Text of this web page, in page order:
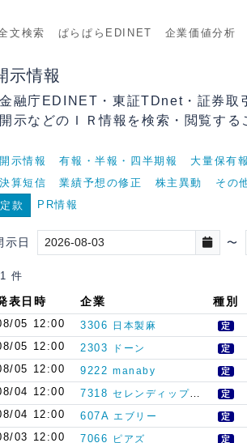
文検索 ぱらぱらEDINET 企業価値分析
示情報
金融庁EDINET・東証TDnet・証券取
開示などのＩＲ情報を検索・閲覧する
開示情報 有報・半報・四半期報 大量保有
決算短信
業績予想の修正 株主異動 その
定款
PR情報
示日 〜
件
表日時 企業 種別
05 12:00 3306 日本製麻 定
05 12:00
2303 ドーン 定
05 12:00
9222 manaby 定
04 12:00
7318 セレンディップ・ホールディングス 定
04 12:00
607A エブリー 定
03 12:00
7066 ピアズ 定